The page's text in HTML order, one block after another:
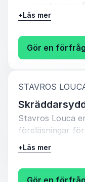
appliceras
eftersom
+Läs mer
Gör en
STAVROS
Stavros Louca
föreläsningar
och
relationer och
målgrupp,
+Läs mer
Gör en